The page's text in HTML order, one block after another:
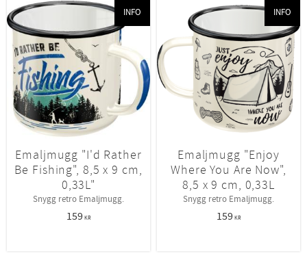
Emaljmugg "I'd Rather
Be Fishing", 8,5 x 9 cm,
0,33L"
Snygg retro Emaljmugg.
159KR
INFO
Emaljmugg "Enjoy
Where You Are Now",
8,5 x 9 cm, 0,33L
Snygg retro Emaljmugg.
159KR
INFO